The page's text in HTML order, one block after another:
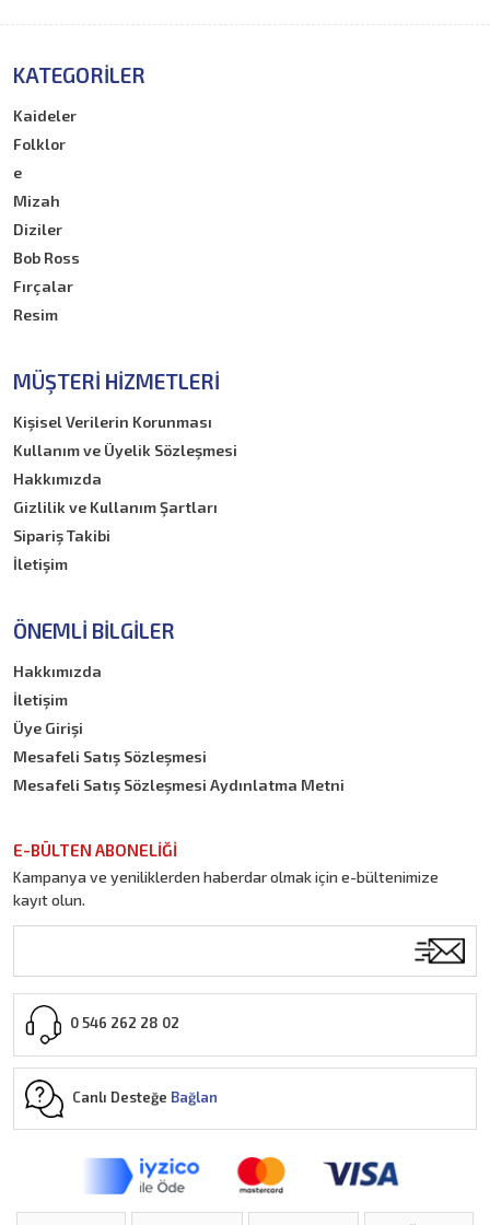
KATEGORILER
Kaideler
Folklor
e
Mizah
Diziler
Bob Ross
Fırçalar
Resim
MÜŞTERI HIZMETLERI
Kişisel Verilerin Korunması
Kullanım ve Üyelik Sözleşmesi
Hakkımızda
Gizlilik ve Kullanım Şartları
Sipariş Takibi
İletişim
ÖNEMLI BILGILER
Hakkımızda
İletişim
Üye Girişi
Mesafeli Satış Sözleşmesi
Mesafeli Satış Sözleşmesi Aydınlatma Metni
E-BÜLTEN ABONELİĞİ
Kampanya ve yeniliklerden haberdar olmak için e-bültenimize
kayıt olun.
0 546 262 28 02
Canlı Desteğe Bağlan